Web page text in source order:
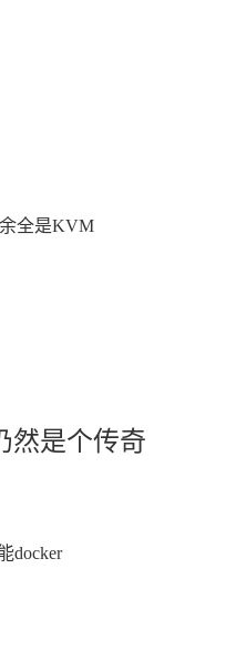
全是KVM
然是个传奇
docker